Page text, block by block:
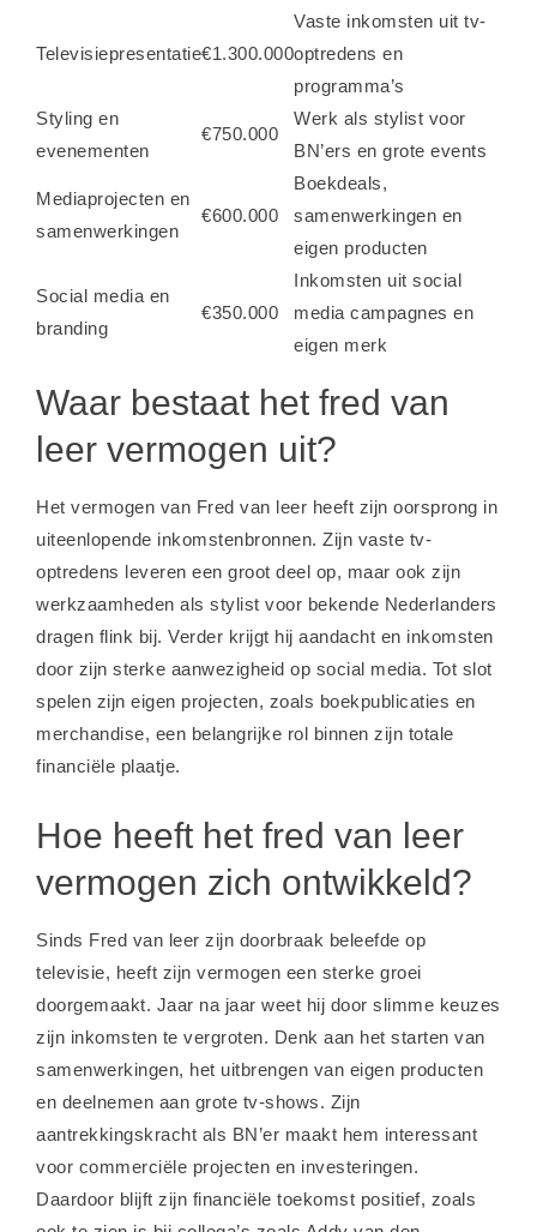
Televisiepresentatie€1.300.000
Vaste inkomsten uit tv-
optredens en
programma’s
Styling en
evenementen
€750.000
Werk als stylist voor
BN’ers en grote events
Mediaprojecten en
samenwerkingen
€600.000
Boekdeals,
samenwerkingen en
eigen producten
Social media en
branding
€350.000
Inkomsten uit social
media campagnes en
eigen merk
Waar bestaat het fred van
leer vermogen uit?
Het vermogen van Fred van leer heeft zijn oorsprong in
uiteenlopende inkomstenbronnen. Zijn vaste tv-
optredens leveren een groot deel op, maar ook zijn
werkzaamheden als stylist voor bekende Nederlanders
dragen flink bij. Verder krijgt hij aandacht en inkomsten
door zijn sterke aanwezigheid op social media. Tot slot
spelen zijn eigen projecten, zoals boekpublicaties en
merchandise, een belangrijke rol binnen zijn totale
financiële plaatje.
Hoe heeft het fred van leer
vermogen zich ontwikkeld?
Sinds Fred van leer zijn doorbraak beleefde op
televisie, heeft zijn vermogen een sterke groei
doorgemaakt. Jaar na jaar weet hij door slimme keuzes
zijn inkomsten te vergroten. Denk aan het starten van
samenwerkingen, het uitbrengen van eigen producten
en deelnemen aan grote tv-shows. Zijn
aantrekkingskracht als BN’er maakt hem interessant
voor commerciële projecten en investeringen.
Daardoor blijft zijn financiële toekomst positief, zoals